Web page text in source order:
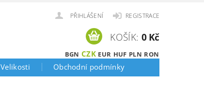
PŘIHLÁŠENÍ REGISTRACE
BGN CZK EUR HUF PLN RON
KOŠÍK: 0 Kč
Velikosti Obchodní podmínky